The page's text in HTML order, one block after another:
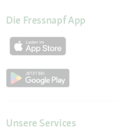
Die Fressnapf App
Unsere Services